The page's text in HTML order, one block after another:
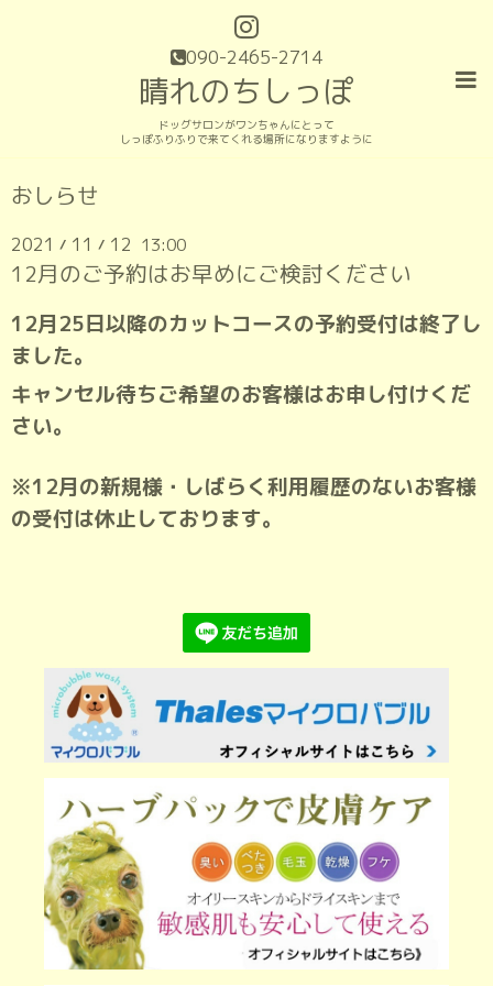
090-2465-2714
晴れのちしっぽ
ドッグサロンがワンちゃんにとって
しっぽふりふりで来てくれる場所になりますように
おしらせ
2021 / 11 / 12 13:00
12月のご予約はお早めにご検討ください
12月25日以降のカットコースの予約受付は終了し
ました。
キャンセル待ちご希望のお客様はお申し付けくだ
さい。
※12月の新規様・しばらく利用履歴のないお客様
の受付は休止しております。